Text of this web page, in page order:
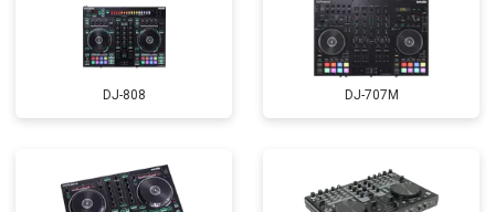
DJ-808 DJ-707M